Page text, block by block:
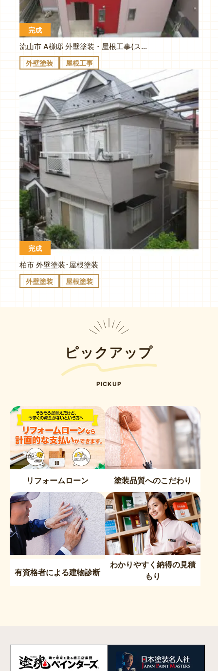
完成
流山市 A様邸 外壁塗装・屋根工事(スーパーガルテクト)
外壁塗装 屋根工事
完成
柏市 外壁塗装･屋根塗装
外壁塗装 屋根塗装
ピックアップ
PICKUP
リフォームローン 塗装品質へのこだわり
有資格者による建物診断
わかりやすく納得の見積
もり